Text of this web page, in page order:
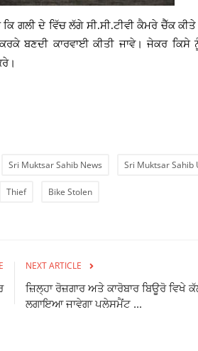
ਗਲੀ ਦੇ ਵਿੱਚ ਲੱਗੇ ਸੀ.ਸੀ.ਟੀਵੀ ਕੈਮਰੇ ਚੈੱਕ
ਬਣਦੀ ਕਾਰਵਾਈ ਕੀਤੀ ਜਾਵੇ। ਜੇਕਰ ਕਿਸੇ
Sri Muktsar Sahib News Sri Muktsar Sahib
Thief Bike Stolen
NEXT ARTICLE
ਜ਼ਿਲ੍ਹਾ ਰੋਜ਼ਗਾਰ ਅਤੇ ਕਾਰੋਬਾਰ ਬਿਊਰੋ ਵਿਖੇ
ਲਗਾਇਆ ਜਾਵੇਗਾ ਪਲੇਸਮੈਂਟ ...